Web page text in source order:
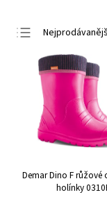
Nejlevnější
Nejdražší
Abecedně
Demar Dino F růžové
holínky